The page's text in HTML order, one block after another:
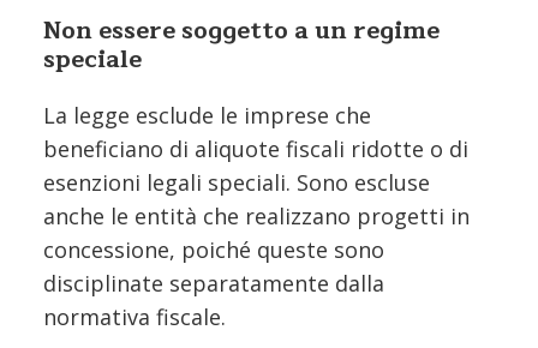
Non essere soggetto a un regime
speciale
La legge esclude le imprese che
beneficiano di aliquote fiscali ridotte o di
esenzioni legali speciali. Sono escluse
anche le entità che realizzano progetti in
concessione, poiché queste sono
disciplinate separatamente dalla
normativa fiscale.